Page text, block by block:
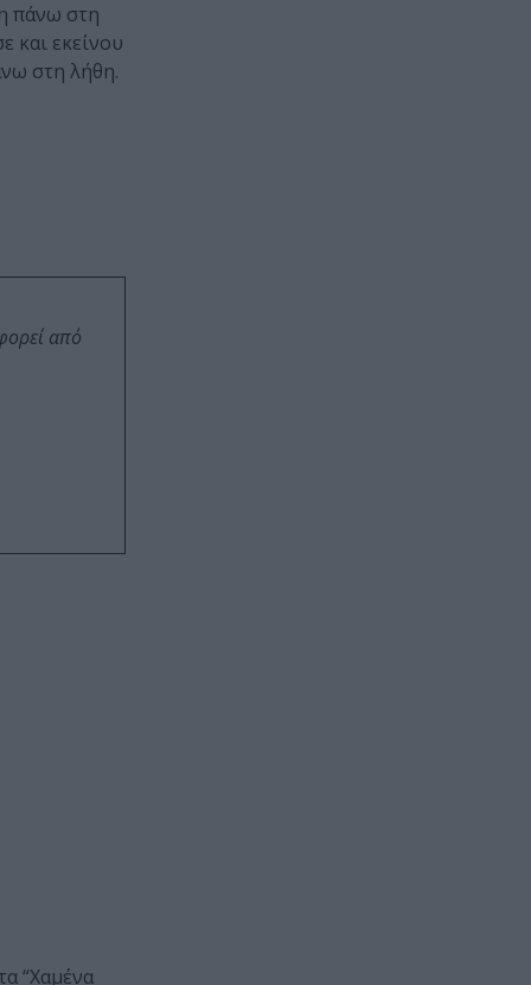
πάνω στη
και εκείνου
στη λήθη.
από
“Χαμένα